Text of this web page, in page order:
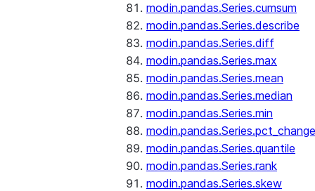
modin.pandas.Series.cumsum
modin.pandas.Series.describe
modin.pandas.Series.diff
modin.pandas.Series.max
modin.pandas.Series.mean
modin.pandas.Series.median
modin.pandas.Series.min
modin.pandas.Series.pct_change
modin.pandas.Series.quantile
modin.pandas.Series.rank
modin.pandas.Series.skew